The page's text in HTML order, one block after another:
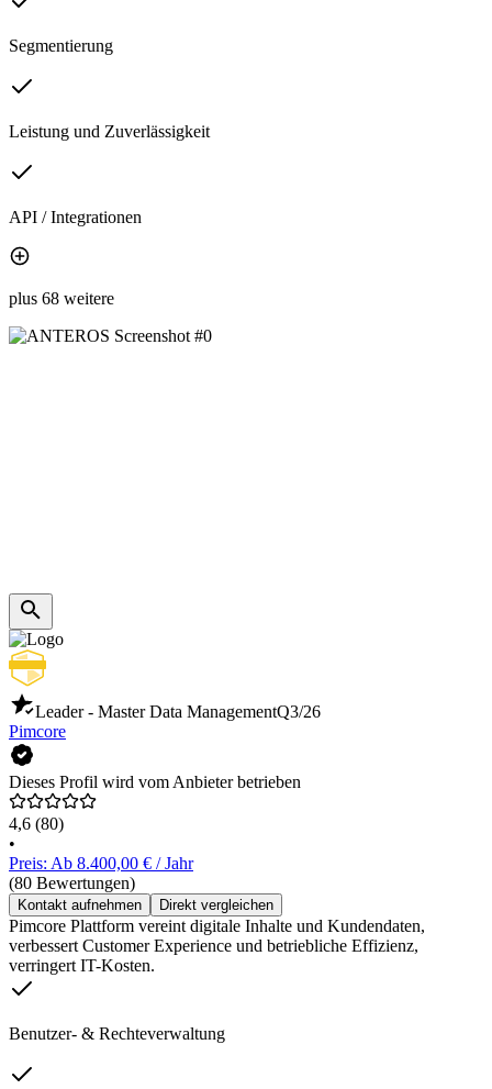
Segmentierung
Leistung und Zuverlässigkeit
API / Integrationen
plus 68 weitere
Leader - Master Data ManagementQ3/26
Pimcore
Dieses Profil wird vom Anbieter betrieben
4,6 (80)
•
Preis: Ab 8.400,00 € / Jahr
(80 Bewertungen)
Kontakt aufnehmen Direkt vergleichen
Pimcore Plattform vereint digitale Inhalte und Kundendaten,
verbessert Customer Experience und betriebliche Effizienz,
verringert IT-Kosten.
Benutzer- & Rechteverwaltung